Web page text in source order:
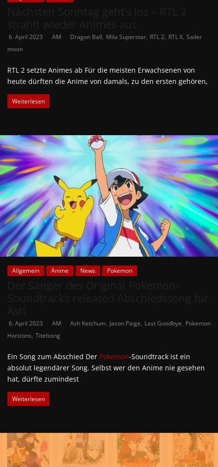
6. April 2023 AM Dragon Ball, Mila Superstar, RTL 2, RTL II, Sailer
moon
RTL 2 setzte Animes ab Für die meisten Erwachsenen von
heute dürften die Anime von damals, zu den ersten gehören,
Weiterlesen
Allgemein Anime News Pokemon
6. April 2023 AM Ash Ketchum, Jason Paige, Last Goodbye, Pokemon
Horizons, Titelsong
Ein Song zum Abschied Der Pokemon-Soundtrack ist ein
absolut legendärer Song. Selbst wer den Anime nie gesehen
hat, dürfte zumindest
Weiterlesen